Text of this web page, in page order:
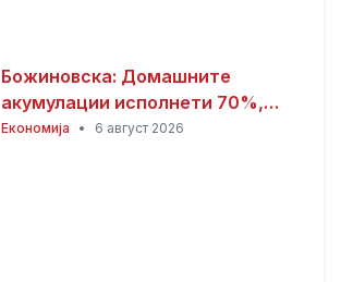
Божиновска: Домашните
акумулации исполнети 70%,
обезбедена стабилност на
Економија • 6 август 2026